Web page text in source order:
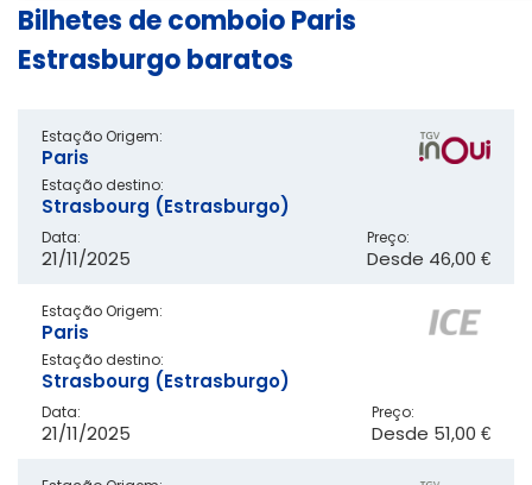
Bilhetes de comboio Paris
Estrasburgo baratos
Estação Origem:
Paris
Estação destino:
Strasbourg (Estrasburgo)
Data:
21/11/2025
Preço:
Desde 46,00 €
Estação Origem:
Paris
Estação destino:
Strasbourg (Estrasburgo)
Data:
21/11/2025
Preço:
Desde 51,00 €